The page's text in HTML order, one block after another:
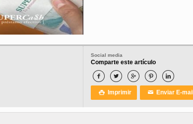
Social media
Comparte este artículo
    
 Imprimir ✉ Enviar E-mail